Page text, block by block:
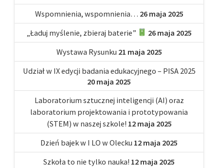
Wspomnienia, wspomnienia… 26 maja 2025
„Ładuj myślenie, zbieraj baterie”
26 maja 2025
Wystawa Rysunku 21 maja 2025
Udział w IX edycji badania edukacyjnego – PISA 2025
20 maja 2025
Laboratorium sztucznej inteligencji (AI) oraz
laboratorium projektowania i prototypowania
(STEM) w naszej szkole! 12 maja 2025
Dzień bajek w I LO w Olecku 12 maja 2025
Szkoła to nie tylko nauka! 12 maja 2025